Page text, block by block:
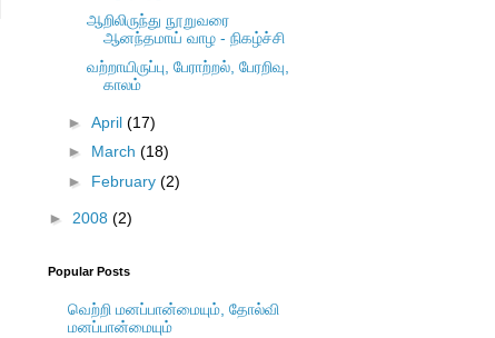
ஆறிலிருந்து நூறுவரை
ஆனந்தமாய் வாழ - நிகழ்ச்சி
வற்றாயிருப்பு, பேராற்றல், பேரறிவு,
காலம்
► April (17)
► March (18)
► February (2)
► 2008 (2)
Popular Posts
வெற்றி மனப்பான்மையும், தோல்வி
மனப்பான்மையும்